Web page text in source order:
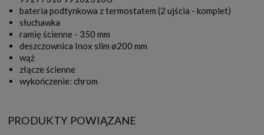
bateria podtynkowa z termostatem (2 ujścia - komplet)
słuchawka
ramię ścienne - 350 mm
deszczownica Inox slim ø200 mm
wąż
złącze ścienne
wykończenie: chrom
PRODUKTY POWIĄZANE